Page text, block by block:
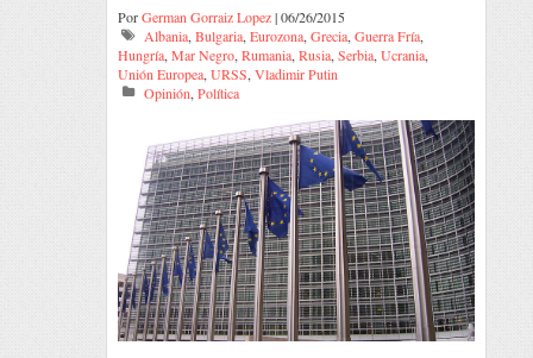
PorGerman Gorraiz Lopez| 06/26/2015
Albania, Bulgaria, Eurozona, Grecia, Guerra Fría,
Hungría, Mar Negro, Rumania, Rusia, Serbia, Ucrania,
Unión Europea, URSS, Vladimir Putin
Opinión, Política